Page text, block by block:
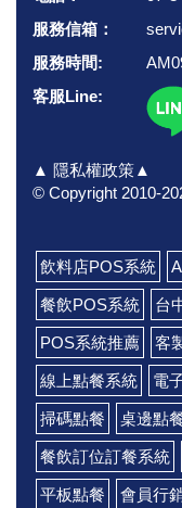
服務信箱：
服務時間:
客服Line:
▲ 隱私權政策▲
© Copyright 2010-
飲料店POS系統
餐飲POS系統 台
POS系統推薦 客
線上點餐系統 電
掃碼點餐 桌邊點
餐飲訂位訂餐系統
平板點餐 會員行